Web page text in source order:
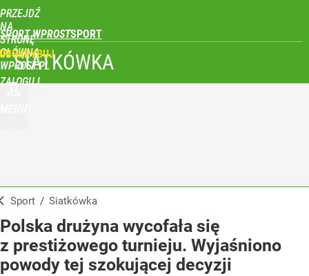
PRZEJDŹ
NA
STRONĘ
GŁÓWNĄ
WPROST.PL
SPORT WPROST
ZALOGUJ
SIATKÓWKA
Sport / Siatkówka
Polska drużyna wycofała się
z prestiżowego turnieju. Wyjaśniono
powody tej szokującej decyzji